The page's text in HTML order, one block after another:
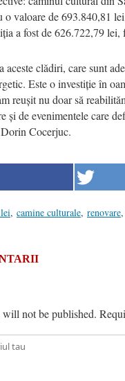
valoare de 693.840,81
a fost de 626.722,79
aceste clădiri, care sunt
Este o investiție în
reușit nu doar să
și de evenimentele care
Cocerjuc.
, camine culturale, renovare,
will not be published.